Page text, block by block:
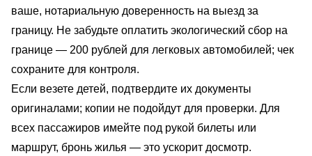
ваше, нотариальную доверенность на выезд за
границу. Не забудьте оплатить экологический сбор на
границе — 200 рублей для легковых автомобилей; чек
сохраните для контроля.
Если везете детей, подтвердите их документы
оригиналами; копии не подойдут для проверки. Для
всех пассажиров имейте под рукой билеты или
маршрут, бронь жилья — это ускорит досмотр.